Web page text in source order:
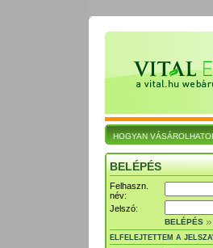
HOGYAN
BELÉPÉS
Felhaszn.
név:
Jelszó:
BELÉPÉS
ELFELEJTETTEM A